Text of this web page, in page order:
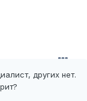
других нет.